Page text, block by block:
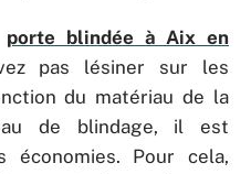
porte blindée à Aix en
pas lésiner sur les
du matériau de la
de blindage, il est
économies. Pour cela,